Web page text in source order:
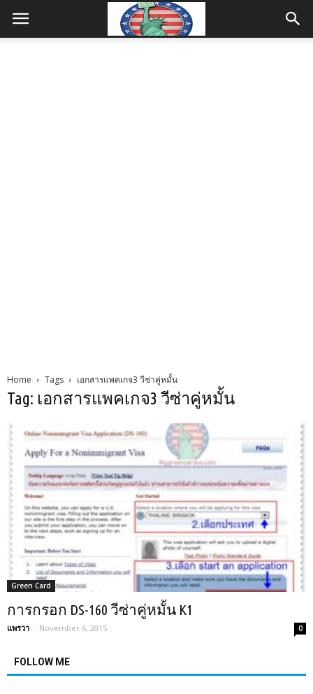
Home Tags เอกสารแพคเกจ3 วีซ่าคู่หมั้น
Tag: เอกสารแพคเกจ3 วีซ่าคู่หมั้น
Green Card
การกรอก DS-160 วีซ่าคู่หมั้น K1
แพรวา - November 6, 2015 0
FOLLOW ME